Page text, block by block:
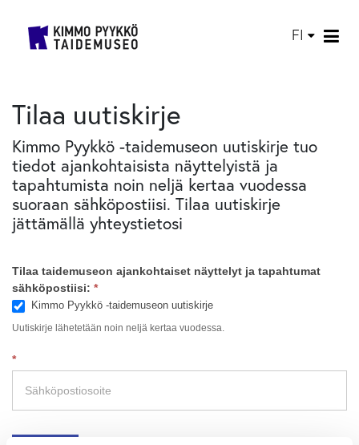
FI
Tilaa uutiskirje
Kimmo Pyykkö -taidemuseon uutiskirje tuo
tiedot ajankohtaisista näyttelyistä ja
tapahtumista noin neljä kertaa vuodessa
suoraan sähköpostiisi. Tilaa uutiskirje
jättämällä yhteystietosi
Tilaa
tapahtumat
sähköpostiisi
Tilaa taidemuseon ajankohtaiset näyttelyt ja tapahtumat
sähköpostiisi: *
Kimmo Pyykkö -taidemuseon uutiskirje
Uutiskirje lähetetään noin neljä kertaa vuodessa.
*